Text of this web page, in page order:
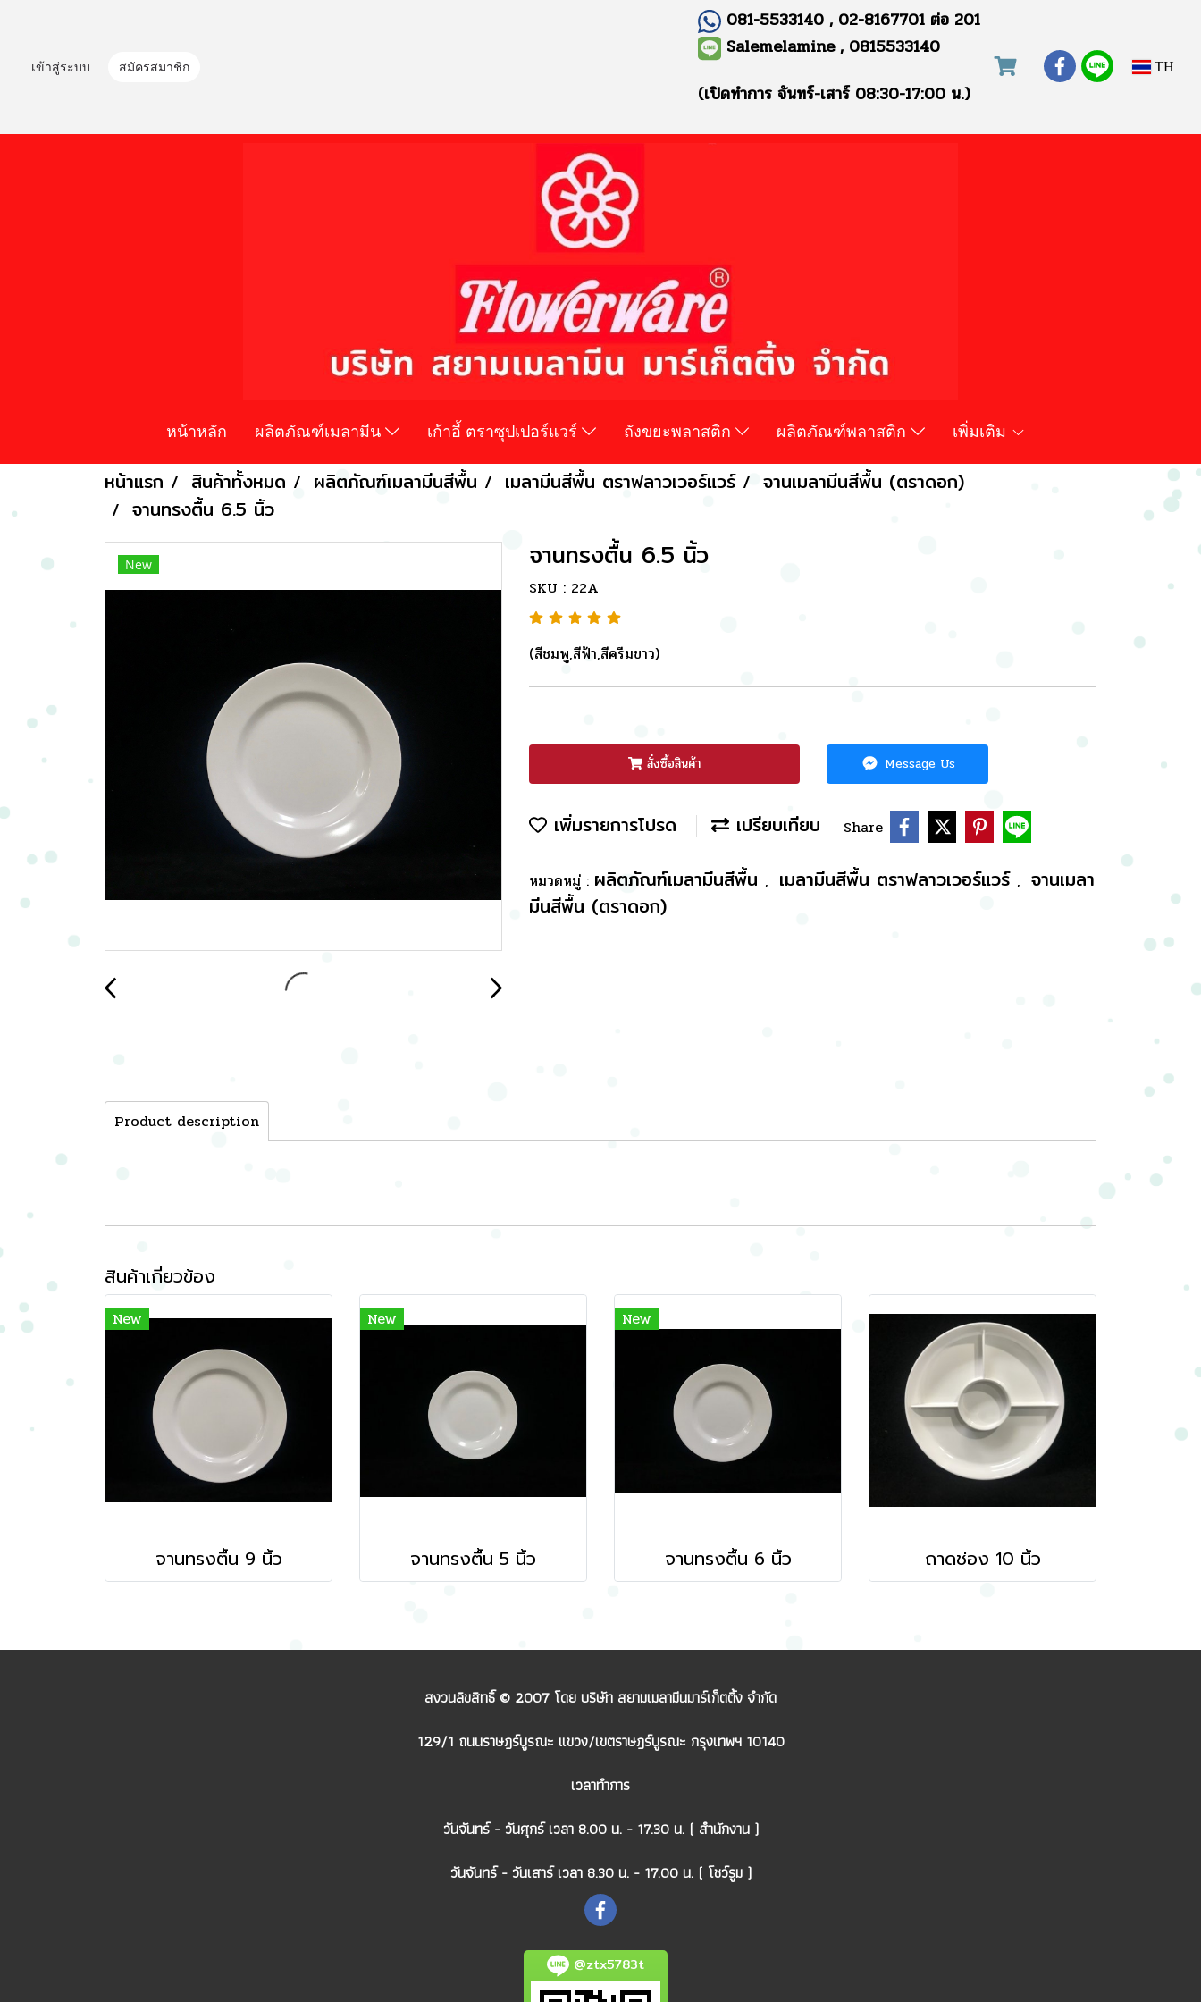
เข้าสู่ระบบ สมัครสมาชิก
081-5533140 , 02-8167701 ต่อ 201
Salemelamine , 0815533140
(เปิดทำการ จันทร์-เสาร์ 08:30-17:00 น.)
TH
หน้าหลัก ผลิตภัณฑ์เมลามีน เก้าอี้ ตราซุปเปอร์แวร์ ถังขยะพลาสติก ผลิตภัณฑ์พลาสติก เพิ่มเติม
หน้าแรก สินค้าทั้งหมด ผลิตภัณฑ์เมลามีนสีพื้น เมลามีนสีพื้น ตราฟลาวเวอร์แวร์
จานเมลามีนสีพื้น (ตราดอก)
จานทรงตื้น 6.5 นิ้ว
New จานทรงตื้น 6.5 นิ้ว
SKU : 22A
(สีชมพู,สีฟ้า,สีครีมขาว)
สั่งซื้อสินค้า Message Us
เพิ่มรายการโปรด เปรียบเทียบ Share
หมวดหมู่ : ผลิตภัณฑ์เมลามีนสีพื้น , เมลามีนสีพื้น ตราฟลาวเวอร์แวร์ , จานเมลา
มีนสีพื้น (ตราดอก)
Product description
สินค้าเกี่ยวข้อง
New
จานทรงตื้น 9 นิ้ว
New
จานทรงตื้น 5 นิ้ว
New
จานทรงตื้น 6 นิ้ว ถาดช่อง 10 นิ้ว
สงวนลิขสิทธิ์ © 2007 โดย บริษัท สยามเมลามีนมาร์เก็ตติ้ง จำกัด
129/1 ถนนราษฎร์บูรณะ แขวง/เขตราษฎร์บูรณะ กรุงเทพฯ 10140
เวลาทำการ
วันจันทร์ - วันศุกร์ เวลา 8.00 น. - 17.30 น. ( สำนักงาน )
วันจันทร์ - วันเสาร์ เวลา 8.30 น. - 17.00 น. ( โชว์รูม )
@ztx5783t